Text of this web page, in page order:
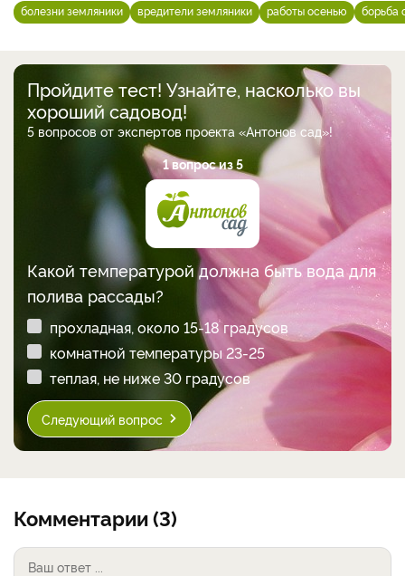
болезни земляники вредители земляники работы осенью борьба
Пройдите тест! Узнайте, насколько вы
хороший садовод!
5 вопросов от экспертов проекта «Антонов сад»!
1 вопрос из 5
Какой температурой должна быть вода для
полива рассады?
прохладная, около 15-18 градусов
комнатной температуры 23-25
теплая, не ниже 30 градусов
Следующий вопрос
Комментарии (3)